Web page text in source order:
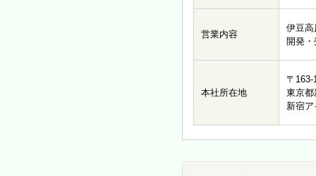
営業内容
伊豆高
開発
本社所在地
〒163-
東京都
新宿